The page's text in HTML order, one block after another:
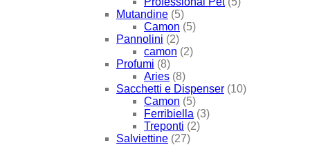
Mutandine (5)
Camon (5)
Pannolini (2)
camon (2)
Profumi (8)
Aries (8)
Sacchetti e Dispenser (10)
Camon (5)
Ferribiella (3)
Treponti (2)
Salviettine (27)